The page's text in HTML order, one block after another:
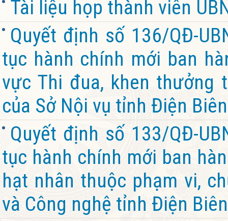
Tài liệu họp thành viên
Quyết định số 136/QĐ-
tục hành chính mới ban
vực Thi đua, khen thưởng
của Sở Nội vụ tỉnh Điện Biên
Quyết định số 133/QĐ-
tục hành chính mới ban
hạt nhân thuộc phạm vi,
và Công nghệ tỉnh Điện Biên